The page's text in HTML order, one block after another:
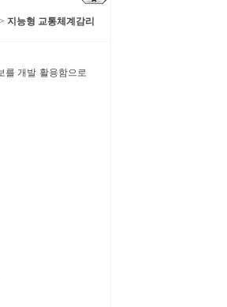
지능형 교통체계감리
를 개발 활용함으로